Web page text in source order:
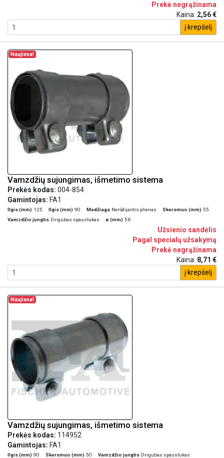
Prekė negrąžinama
Kaina: 2,56 €
į krepšelį
Naujiena!
Vamzdžių sujungimas, išmetimo sistema
Prekės kodas: 004-854
Gamintojas: FA1
Ilgis (mm) 125 Ilgis (mm) 90 Medžiaga Nerūdijantis plienas Skersmuo (mm) 55
Vamzdžio jungtis Dvigubas spaustukas ø (mm) 56
Užsienio sandėlis
Pagal specialų užsakymą
Prekė negrąžinama
Kaina: 8,71 €
į krepšelį
Naujiena!
Vamzdžių sujungimas, išmetimo sistema
Prekės kodas: 114952
Gamintojas: FA1
Ilgis (mm) 90 Skersmuo (mm) 50 Vamzdžio jungtis Dvigubas spaustukas